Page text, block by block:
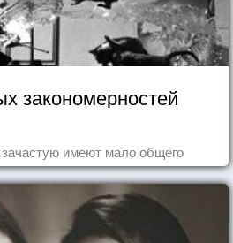
закономерностей
зачастую имеют мало общего